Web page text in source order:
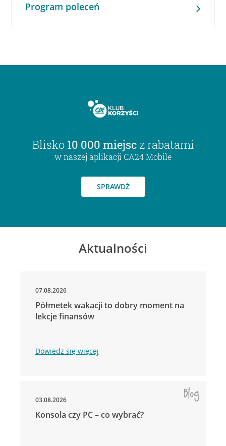
Program poleceń
Blisko 10 000 miejsc z rabatami
w naszej aplikacji CA24 Mobile
SPRAWDŹ
Aktualności
07.08.2026
Półmetek wakacji to dobry moment na
lekcje finansów
Dowiedz się więcej
03.08.2026
Konsola czy PC – co wybrać?